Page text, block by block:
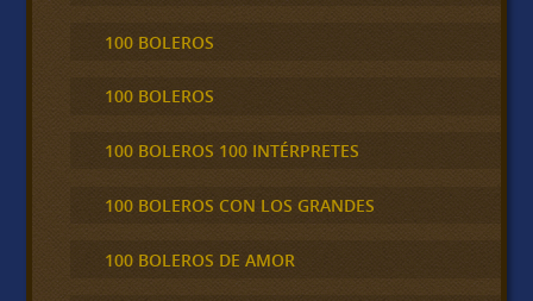
100 BOLEROS
100 BOLEROS
100 BOLEROS 100 INTÉRPRETES
100 BOLEROS CON LOS GRANDES
100 BOLEROS DE AMOR